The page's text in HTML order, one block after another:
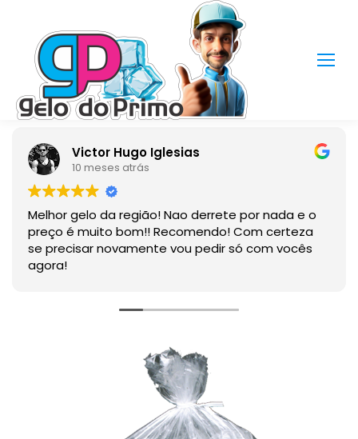
Victor Hugo Iglesias
10 meses atrás
Melhor gelo da região! Nao derrete por nada e o
preço é muito bom!! Recomendo! Com certeza
se precisar novamente vou pedir só com vocês
agora!